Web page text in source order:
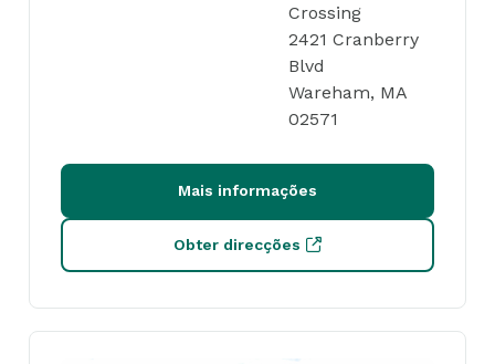
Crossing
2421 Cranberry
Blvd
Wareham, MA
02571
Mais informações
Obter direcções